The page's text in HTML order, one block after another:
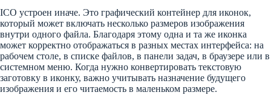
ICO устроен иначе. Это графический контейнер для иконок,
который может включать несколько размеров изображения
внутри одного файла. Благодаря этому одна и та же иконка
может корректно отображаться в разных местах интерфейса: на
рабочем столе, в списке файлов, в панели задач, в браузере или в
системном меню. Когда нужно конвертировать текстовую
заготовку в иконку, важно учитывать назначение будущего
изображения и его читаемость в маленьком размере.